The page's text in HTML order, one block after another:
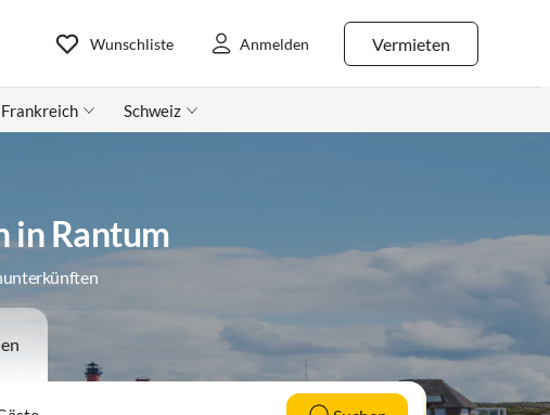
Vermieten
Wunschliste Anmelden
Frankreich Schweiz
in Rantum